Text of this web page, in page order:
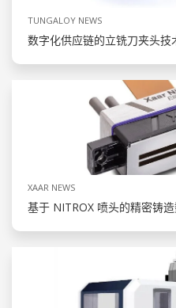
TUNGALOY NEWS
数字化供应链的立铣刀夹头技
XAAR NEWS
基于 NITROX 喷头的精密铸